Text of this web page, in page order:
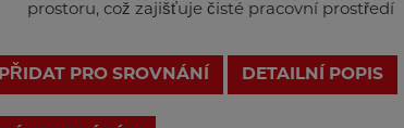
prostoru, což zajišťuje čisté pracovní prostředí
PŘIDAT PRO SROVNÁNÍ DETAILNÍ POPIS